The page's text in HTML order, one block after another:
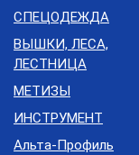
СПЕЦОДЕЖДА
ВЫШКИ, ЛЕСА,
ЛЕСТНИЦА
МЕТИЗЫ
ИНСТРУМЕНТ
Альта-Профиль